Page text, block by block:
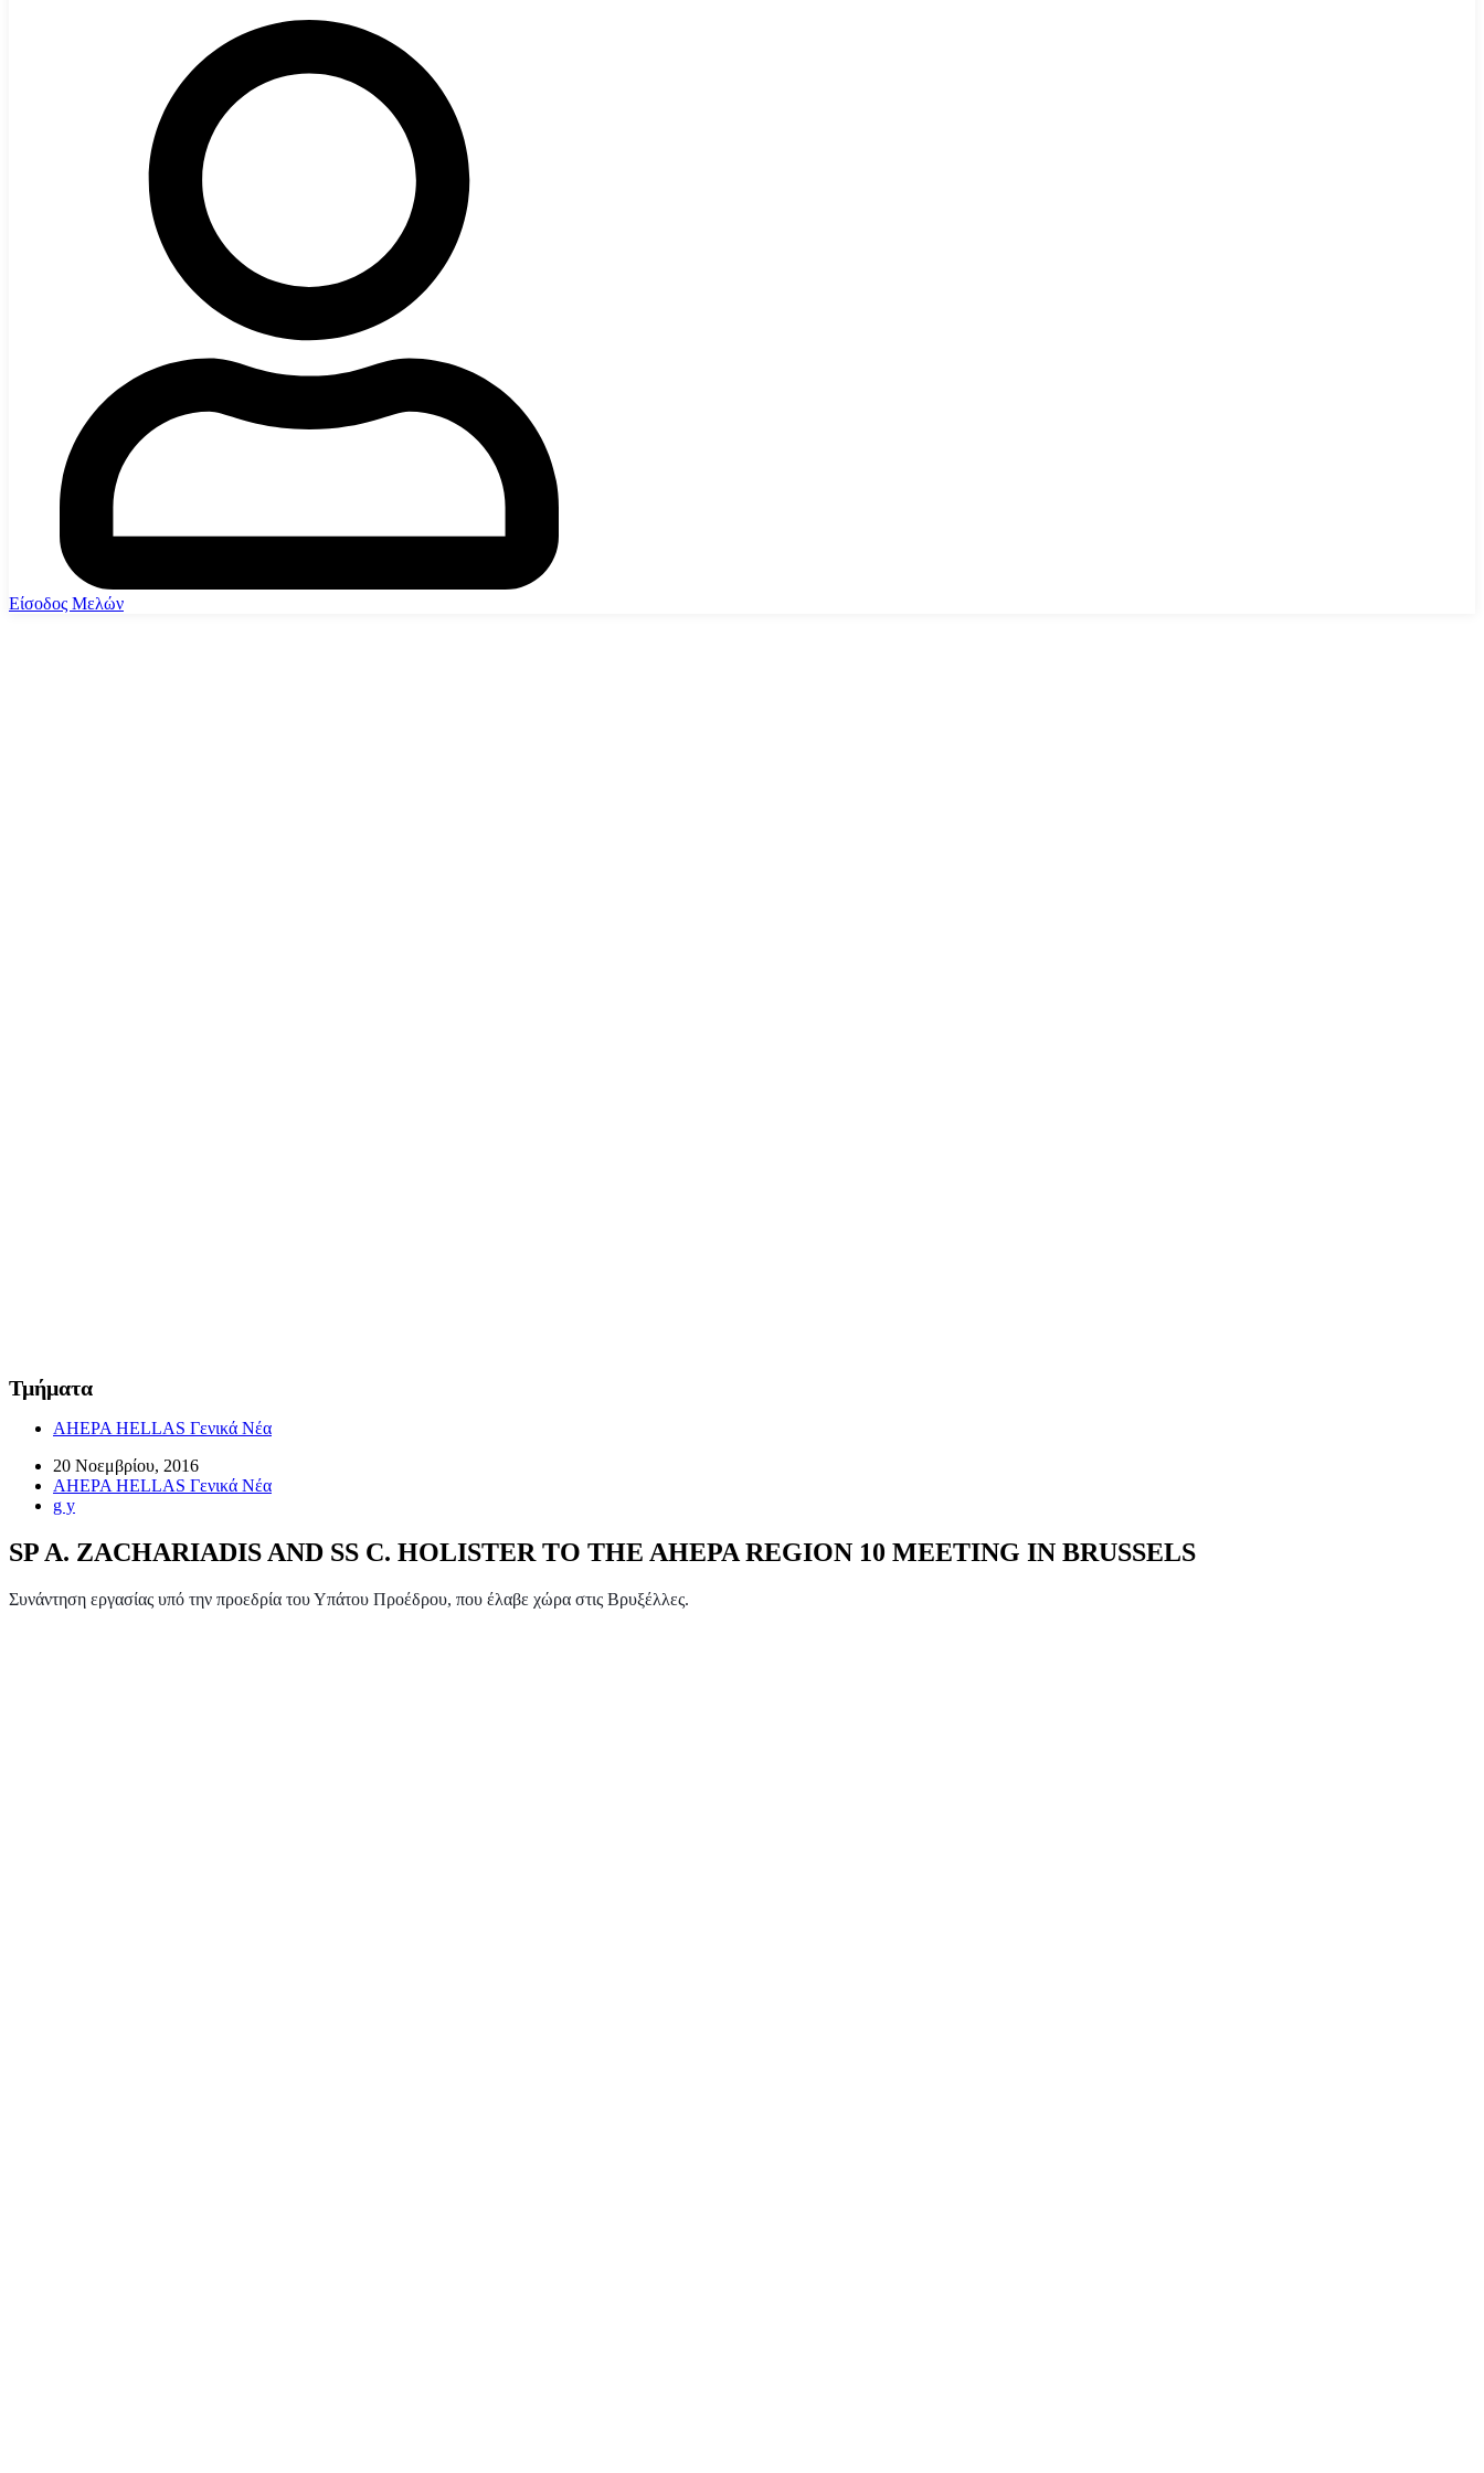
Είσοδος Μελών
Τμήματα
AHEPA HELLAS Γενικά Νέα
20 Νοεμβρίου, 2016
AHEPA HELLAS Γενικά Νέα
g y
SP A. ZACHARIADIS AND SS C. HOLISTER TO THE AHEPA REGION 10 MEETING IN BRUSSELS
Συνάντηση εργασίας υπό την προεδρία του Υπάτου Προέδρου, που έλαβε χώρα στις Βρυξέλλες.